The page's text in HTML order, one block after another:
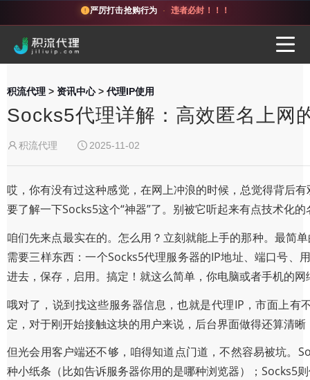
严厉打击抢购行为 · 违者必封！！！
积流代理 > 资讯中心> 代理IP使用
Socks5代理详解：高效匿名上网
积流代理 2025-11-02
哎，你有没有过这种感觉，在网上冲浪的时候，总觉得背后
要了解一下Socks5这个“神器”了。别被它听起来有点技术化
咱们先来点最实在的。怎么用？立刻就能上手的那种。最简
需要三样东西：一个Socks5代理服务器的IP地址、端口号
进去，保存，启用。搞定！就这么简单，你电脑或者手机的
哦对了，说到找这些服务器信息，也就是代理IP，市面上
定，对于刚开始接触这块的用户来说，后台界面做得还算清
但光会用客户端还不够，咱得知道点门道，不然容易被坑。
种小纸条（比如告诉服务器你用的是哪种浏览器）；Socks5